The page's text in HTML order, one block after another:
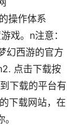
操作体系
戏。n注意：
幻西游的官方
点击下载按
下载的平台有
下载网站，在